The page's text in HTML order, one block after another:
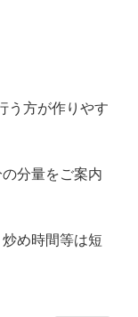
う方が作りやす
分量をご案内
め時間等は短